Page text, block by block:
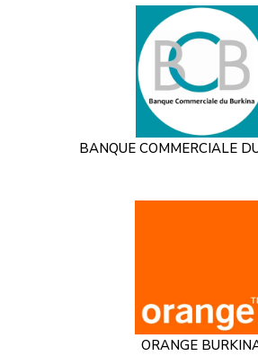
BANQUE COMMERCIALE
ORANGE